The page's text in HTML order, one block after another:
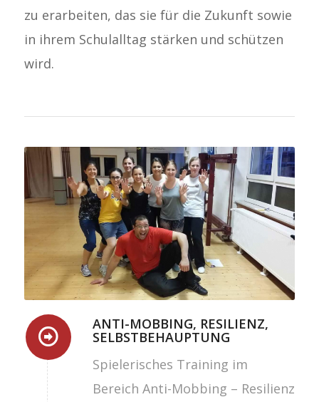
zu erarbeiten, das sie für die Zukunft sowie
in ihrem Schulalltag stärken und schützen
wird.
ANTI-MOBBING, RESILIENZ,
SELBSTBEHAUPTUNG
Spielerisches Training im
Bereich Anti-Mobbing – Resilienz